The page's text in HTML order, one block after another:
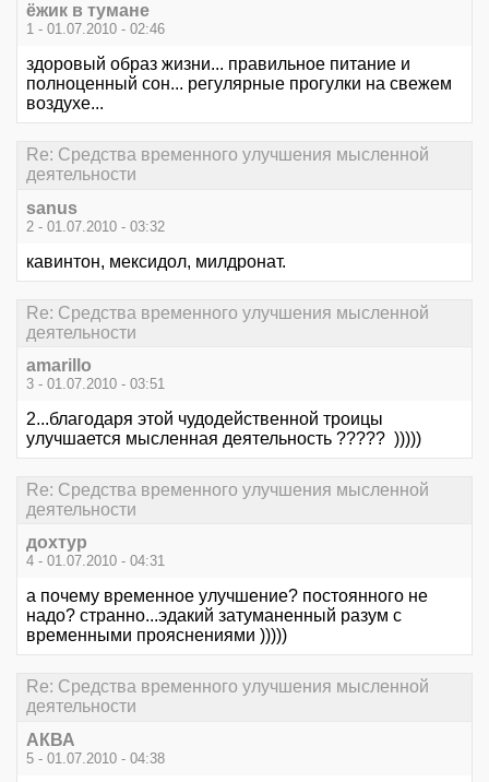
ёжик в тумане
1 - 01.07.2010 - 02:46
здоровый образ жизни... правильное питание и
полноценный сон... регулярные прогулки на свежем
воздухе...
Re: Средства временного улучшения мысленной
деятельности
sanus
2 - 01.07.2010 - 03:32
кавинтон, мексидол, милдронат.
Re: Средства временного улучшения мысленной
деятельности
amarillo
3 - 01.07.2010 - 03:51
2...благодаря этой чудодейственной троицы
улучшается мысленная деятельность ????? )))))
Re: Средства временного улучшения мысленной
деятельности
дохтур
4 - 01.07.2010 - 04:31
а почему временное улучшение? постоянного не
надо? странно...эдакий затуманенный разум с
временными прояснениями )))))
Re: Средства временного улучшения мысленной
деятельности
АКВА
5 - 01.07.2010 - 04:38